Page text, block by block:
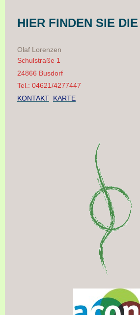
HIER FINDEN SIE
Olaf Lorenzen
Schulstraße 1
24866 Busdorf
Tel.: 04621/4277447
KONTAKT KARTE